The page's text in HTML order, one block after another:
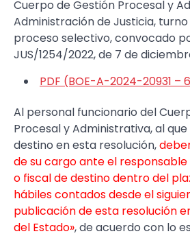
Cuerpo de Gestión Procesal y
Administración de Justicia,
proceso selectivo, convocado
JUS/1254/2022, de 7 de
PDF (BOE-A-2024-20931 – 6
Al personal funcionario del
Procesal y Administrativa, al
destino en esta resolución,
de su cargo ante el
o fiscal de destino dentro del
hábiles contados desde el
publicación de esta resolución
del Estado», de acuerdo con lo